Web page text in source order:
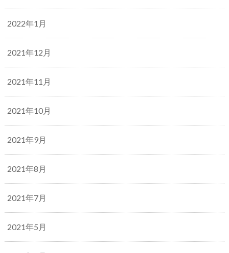
2022年1月
2021年12月
2021年11月
2021年10月
2021年9月
2021年8月
2021年7月
2021年5月